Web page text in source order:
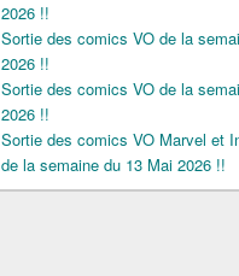
2026 !!
Sortie des comics VO de la
2026 !!
Sortie des comics VO de la
2026 !!
Sortie des comics VO Marvel et
de la semaine du 13 Mai 2026 !!